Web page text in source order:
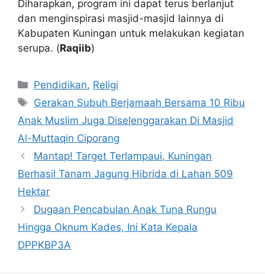
Diharapkan, program ini dapat terus berlanjut
dan menginspirasi masjid-masjid lainnya di
Kabupaten Kuningan untuk melakukan kegiatan
serupa. (Raqiib)
Kategori
Pendidikan, Religi
Tag
Gerakan Subuh Berjamaah Bersama 10 Ribu
Anak Muslim Juga Diselenggarakan Di Masjid
Al-Muttaqin Ciporang
Mantap! Target Terlampaui, Kuningan
Berhasil Tanam Jagung Hibrida di Lahan 509
Hektar
Dugaan Pencabulan Anak Tuna Rungu
Hingga Oknum Kades, Ini Kata Kepala
DPPKBP3A